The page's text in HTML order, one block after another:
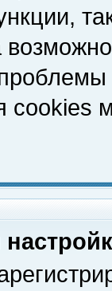
cookies